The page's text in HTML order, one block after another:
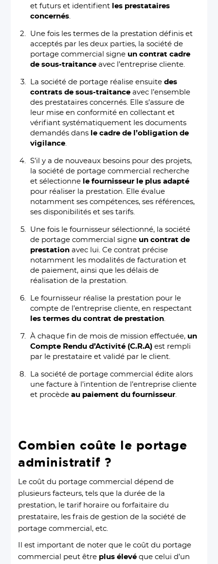
et futurs et identifient les prestataires
concernés
Une fois les termes de la prestation définis et
acceptés par les deux parties, la société de
portage commercial signe un contrat cadre
de sous-traitance avec l’entreprise cliente.
La société de portage réalise ensuitedes
contrats de sous-traitance avec l’ensemble
des prestataires concernés. Elle s’assure de
leur mise en conformité en collectant et
vérifiant systématiquement les documents
demandés dans le cadre de l’obligation de
vigilance
S’il y a de nouveaux besoins pour des projets,
la société de portage commercial recherche
et sélectionne le fournisseur le plus adapté
pour réaliser la prestation. Elle évalue
notamment ses compétences, ses références,
ses disponibilités et ses tarifs.
Une fois le fournisseur sélectionné, la société
de portage commercial signe un contrat de
prestation avec lui. Ce contrat précise
notamment les modalités de facturation et
de paiement, ainsi que les délais de
réalisation de la prestation.
Le fournisseur réalise la prestation pour le
compte de l’entreprise cliente, en respectant
les termes du contrat de prestation
À chaque fin de mois de mission effectuée, un
Compte Rendu d’Activité (C.R.A) est rempli
par le prestataire et validé par le client.
La société de portage commercial édite alors
une facture à l’intention de l’entreprise cliente
et procèdeau paiement du fournisseur.
Combien coûte le portage
administratif ?
Le coût du portage commercial dépend de
plusieurs facteurs, tels que la durée de la
prestation, le tarif horaire ou forfaitaire du
prestataire, les frais de gestion de la société de
portage commercial, etc.
Il est important de noter que le coût du portage
commercial peut être plus élevé que celui d’un